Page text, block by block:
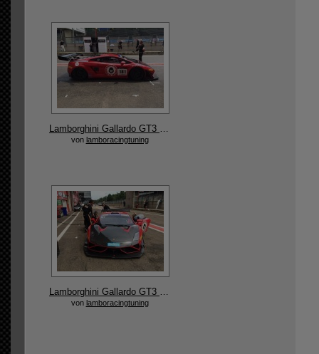
Lamborghini Gallardo GT3 Rennauto entwickelt und gefertigt von Reiter Engineering
von lamboracingtuning
Lamborghini Gallardo GT3 Rennauto entwickelt und gefertigt von Reiter Engineering
von lamboracingtuning